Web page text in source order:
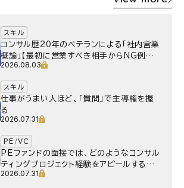
スキル
コンサル歴20年のベテランによる「社内営業
概論」【最初に営業すべき相手からNG例ま
で】
2026.08.03
スキル
仕事がうまい人ほど、「質問」で主導権を握
る
2026.07.31
PE/VC
PEファンドの面接では、どのようなコンサル
ティングプロジェクト経験をアピールするべ
きか
2026.07.31